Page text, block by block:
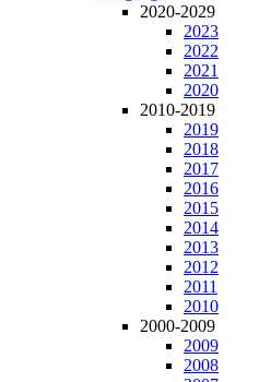
2020-2029
2023
2022
2021
2020
2010-2019
2019
2018
2017
2016
2015
2014
2013
2012
2011
2010
2000-2009
2009
2008